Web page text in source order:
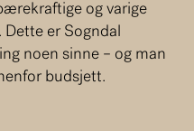
og varige
Dette er Sogndal
noen sinne – og man
budsjett.